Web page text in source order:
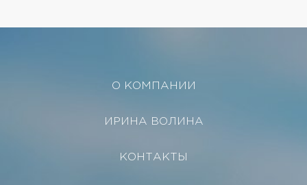
О КОМПАНИИ
ИРИНА ВОЛИНА
КОНТАКТЫ